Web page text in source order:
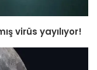
virüs yayılıyor!